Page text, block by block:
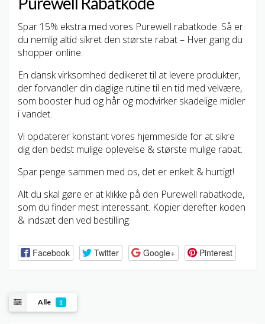
Spar 15% ekstra med vores Purewell rabatkode. Så er
du nemlig altid sikret den største rabat – Hver gang du
shopper online.
En dansk virksomhed dedikeret til at levere produkter,
der forvandler din daglige rutine til en tid med velvære,
som booster hud og hår og modvirker skadelige midler
i vandet.
Vi opdaterer konstant vores hjemmeside for at sikre
dig den bedst mulige oplevelse & største mulige rabat.
Spar penge sammen med os, det er enkelt & hurtigt!
Alt du skal gøre er at klikke på den Purewell rabatkode,
som du finder mest interessant. Kopier derefter koden
& indsæt den ved bestilling.
Facebook Twitter Google+ Pinterest
Alle 1